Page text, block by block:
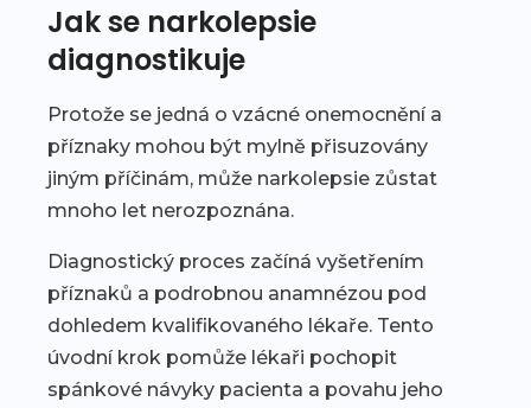
Jak se narkolepsie
diagnostikuje
Protože se jedná o vzácné onemocnění a
příznaky mohou být mylně přisuzovány
jiným příčinám, může narkolepsie zůstat
mnoho let nerozpoznána.
Diagnostický proces začíná vyšetřením
příznaků a podrobnou anamnézou pod
dohledem kvalifikovaného lékaře. Tento
úvodní krok pomůže lékaři pochopit
spánkové návyky pacienta a povahu jeho